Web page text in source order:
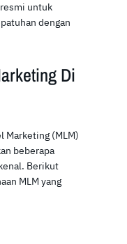
untuk
dengan
Di
Marketing (MLM)
beberapa
Berikut
MLM yang